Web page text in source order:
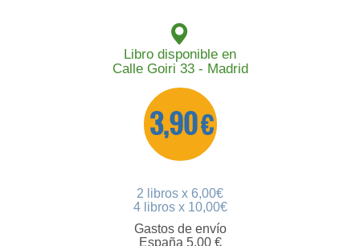
Libro disponible en
Calle Goiri 33 - Madrid
3,90 €
2 libros x 6,00€
4 libros x 10,00€
Gastos de envío
España 5,00 €